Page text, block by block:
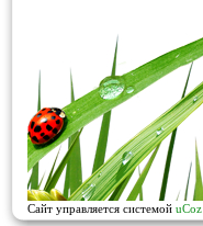
Сайт управляется системой uCoz